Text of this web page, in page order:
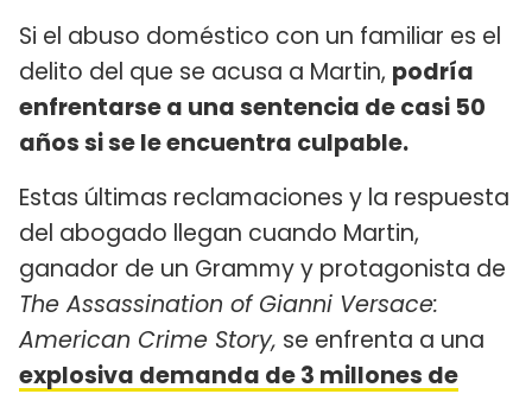
Si el abuso doméstico con un familiar es el
delito del que se acusa a Martin, podría
enfrentarse a una sentencia de casi 50
años si se le encuentra culpable.
Estas últimas reclamaciones y la respuesta
del abogado llegan cuando Martin,
ganador de un Grammy y protagonista de
The Assassination of Gianni Versace:
American Crime Story, se enfrenta a una
explosiva demanda de 3 millones de